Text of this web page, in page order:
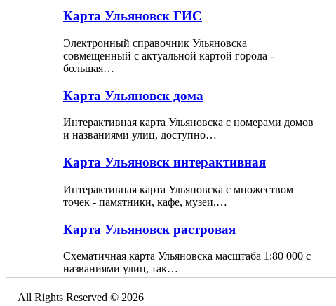
Карта Ульяновск ГИС
Электронный справочник Ульяновска
совмещенный с актуальной картой города -
большая…
Карта Ульяновск дома
Интерактивная карта Ульяновска с номерами домов
и названиями улиц, доступно…
Карта Ульяновск интерактивная
Интерактивная карта Ульяновска с множеством
точек - памятники, кафе, музеи,…
Карта Ульяновск растровая
Схематичная карта Ульяновска масштаба 1:80 000 с
названиями улиц, так…
All Rights Reserved © 2026